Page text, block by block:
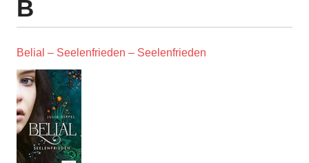
B
Belial – Seelenfrieden – Seelenfrieden